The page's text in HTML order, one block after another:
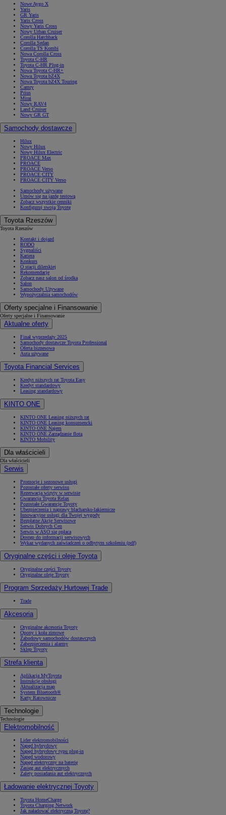
Nowe Aygo X
Yaris
GR Yaris
Yaris Cross
Nowy Yaris Cross
Nowy Urban Cruiser
Corolla Hatchback
Corolla Sedan
Corolla TS Kombi
Nowa Corolla Cross
Toyota C-HR
Toyota C-HR Plug-in
Nowa Toyota C-HR+
Nowa Toyota bZ4X
Nowa Toyota bZ4X Touring
Camry
Prius
Mirai
Nowy RAV4
Land Cruiser
Nowy GR GT
Samochody dostawcze
Hilux
Nowy Hilux
Nowy Hilux Electric
PROACE Max
PROACE
PROACE Verso
PROACE CITY
PROACE CITY Verso
Samochody używane
Umów się na jazdę testową
Zobacz wszystkie cenniki
Konfiguruj swoją Toyotę
Toyota Rzeszów
Toyota Rzeszów
Kontakt i dojazd
RODO
Sygnaliści
Kariera
Konkurs
O stacji dilerskiej
Rekomendacje
Zobacz nasz salon od środka
Salon
Samochody Używane
Wypożyczalnia samochodów
Oferty specjalne i Finansowanie
Oferty specjalne i Finansowanie
Aktualne oferty
Finał wyprzedaży 2025
Samochody dostawcze Toyota Professional
Oferta biznesowa
Auta używane
Toyota Financial Services
Kredyt niższych rat Toyota Easy
Kredyt standardowy
Leasing standardowy
KINTO ONE
KINTO ONE Leasing niższych rat
KINTO ONE Leasing konsumencki
KINTO ONE Najem
KINTO ONE Zarządzanie flotą
KINTO Mobility
Dla właścicieli
Dla właścicieli
Serwis
Promocje i sezonowe usługi
Pozostałe oferty serwisu
Rezerwacja wizyty w serwisie
Gwarancja Toyota Relax
Pozostałe Gwarancje Toyoty
Ubezpieczenia i naprawy blacharsko-lakiernicze
Innowacyjne usługi dla Twojej wygody
Bezpłatne Akcje Serwisowe
Serwis Dobrych Cen
Serwis w ASO się opłaca
Dostęp do informacji serwisowych
Wykaz wydanych zaświadczeń o odbytym szkoleniu (pdf)
Oryginalne części i oleje Toyota
Oryginalne części Toyoty
Oryginalne oleje Toyoty
Program Sprzedaży Hurtowej Trade
Trade
Akcesoria
Oryginalne akcesoria Toyoty
Opony i koła zimowe
Zabudowy samochodów dostawczych
Zabezpieczenia i alarmy
Sklep Toyoty
Strefa klienta
Aplikacja MyToyota
Instrukcje obsługi
Aktualizacja map
System Bluetooth®
Karty Ratownicze
Technologie
Technologie
Elektromobilność
Lider elektromobilności
Napęd hybrydowy
Napęd hybrydowy typu plug-in
Napęd wodorowy
Napęd elektryczny na baterię
Zasięg aut elektrycznych
Zalety posiadania aut elektrycznych
Ładowanie elektrycznej Toyoty
Toyota HomeCharge
Toyota Charging Network
Jak naładować elektryczną Toyotę?